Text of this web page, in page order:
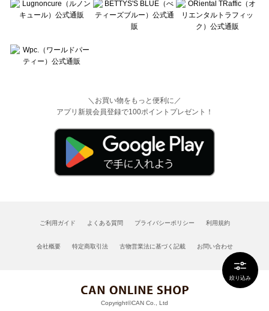
絞り込み
＼お買い物をもっと便利に／
アプリ新規会員登録で100ポイントプレゼント！
ご利用ガイド よくある質問 プライバシーポリシー 利用規約
会社概要 特定商取引法 古物営業法に基づく記載 お問い合わせ
Copyright©CAN Co., Ltd